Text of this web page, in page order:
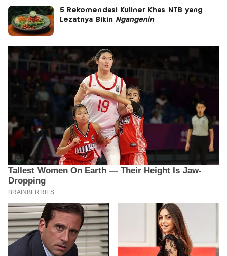
5 Rekomendasi Kuliner Khas NTB yang
Lezatnya Bikin Ngangenin